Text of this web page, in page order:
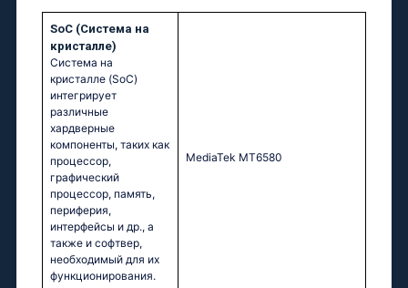
SoC (Система на
кристалле)
Система на
кристалле (SoC)
интегрирует
различные
хардверные
компоненты, таких как
процессор,
графический
процессор, память,
периферия,
интерфейсы и др., а
также и софтвер,
необходимый для их
функционирования.
МеdiаТеk МТ6580